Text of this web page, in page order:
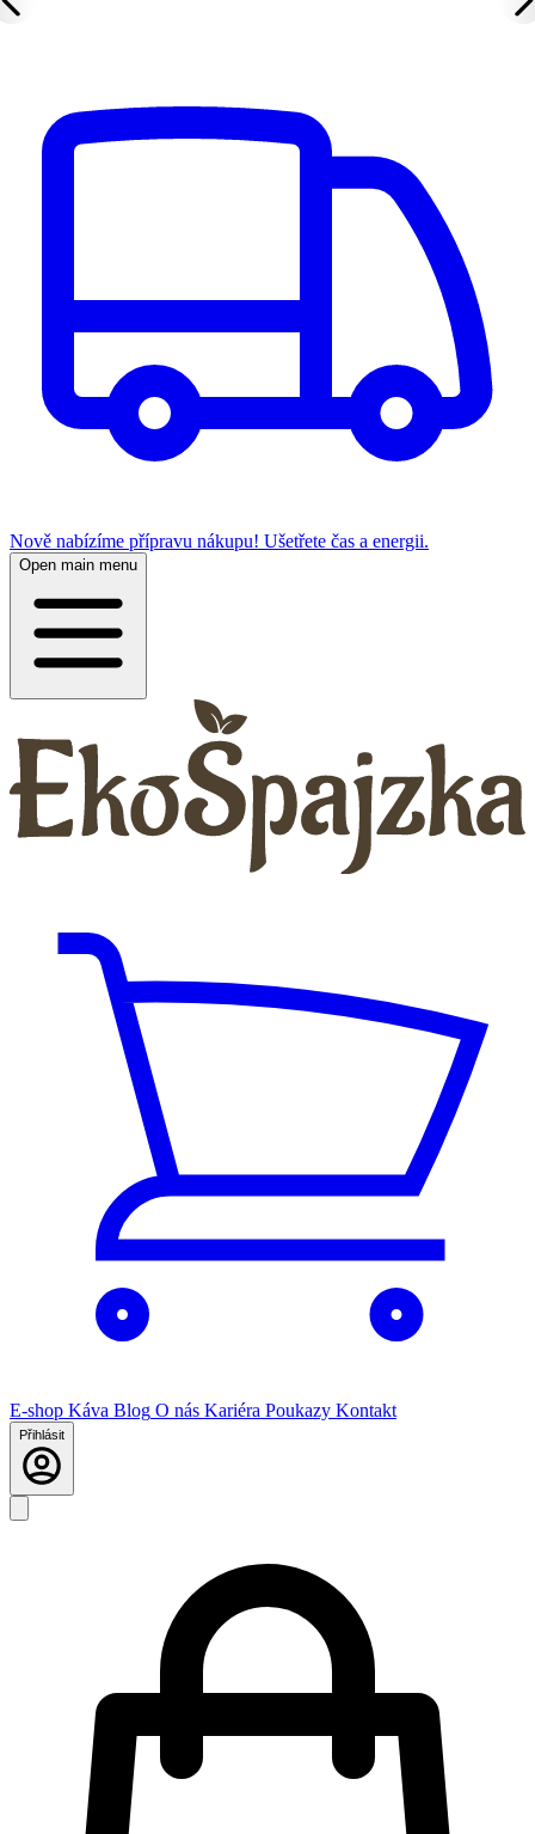
Nově nabízíme přípravu nákupu! Ušetřete čas a energii.
Open main menu
E-shop Káva Blog O nás Kariéra Poukazy Kontakt
Přihlásit